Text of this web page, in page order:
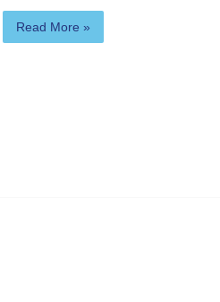
Read More »